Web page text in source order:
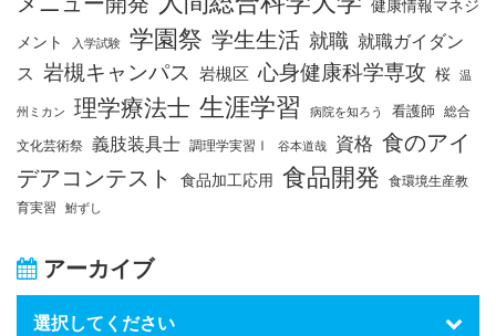
健康情報マネジ
メント
入学試験 学園祭 学生生活 就職 就職ガイダン
ス 岩槻キャンパス 岩槻区 心身健康科学専攻 桜 温
州ミカン 理学療法士 生涯学習 病院を知ろう 看護師 総合
文化芸術祭 義肢装具士 調理学実習Ⅰ 谷本道哉 資格 食のアイ
デアコンテスト
食品加工応用 食品開発 食環境生産教
育実習
鮒ずし
アーカイブ